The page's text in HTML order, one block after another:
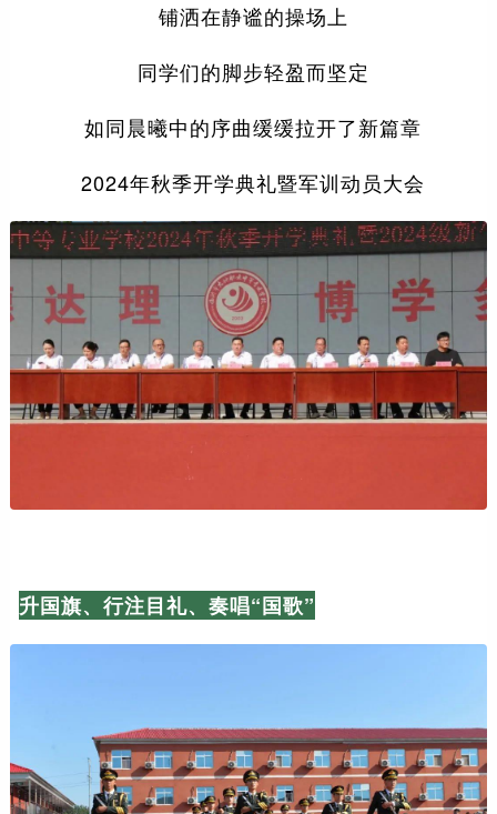
铺洒在静谧的操场上
同学们的脚步轻盈而坚定
如同晨曦中的序曲缓缓拉开了新篇章
2024年秋季开学典礼暨军训动员大会
升国旗、行注目礼、奏唱“国歌”